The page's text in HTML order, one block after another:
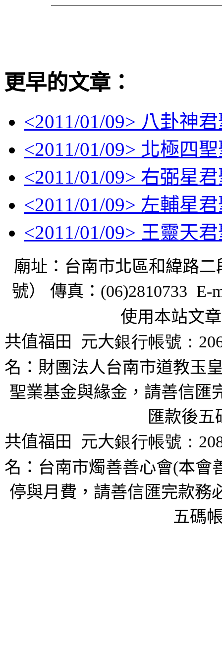
更早的文章：
<2011/01/09> 八卦神
<2011/01/09> 北極四
<2011/01/09> 右弼星
<2011/01/09> 左輔星
<2011/01/09> 王靈天
廟址：台南市北區和緯路二
號） 傳真： (06)2810733 E-
使用本站文
共值福田
元大銀行帳號：
名：財團法人台南市道教玉
聖業基金與緣金，請善信匯
匯款後五
共值福田
元大銀行帳號：
名：台南市燭善善心會(本會
停與月費，請善信匯完款務
五碼